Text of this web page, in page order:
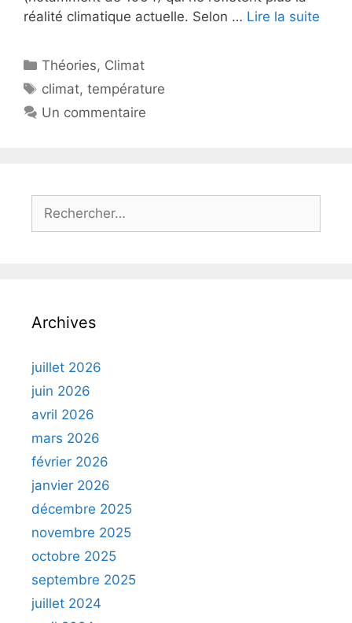
réalité climatique actuelle. Selon … Lire la suite
Catégories
Théories, Climat
Étiquettes
climat,température
Un commentaire
Rechercher :
Archives
juillet 2026
juin 2026
avril 2026
mars 2026
février 2026
janvier 2026
décembre 2025
novembre 2025
octobre 2025
septembre 2025
juillet 2024